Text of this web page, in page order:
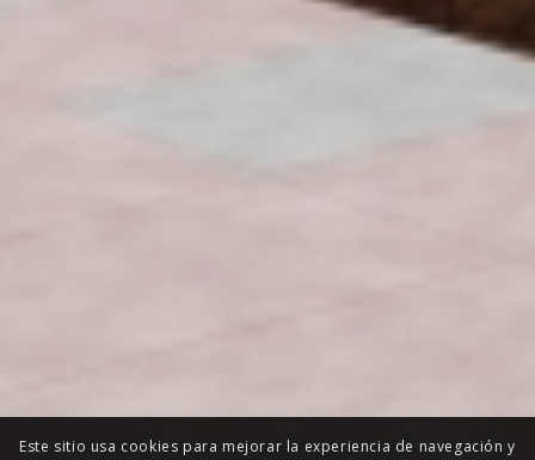
Este sitio usa cookies para mejorar la experiencia de navegación y